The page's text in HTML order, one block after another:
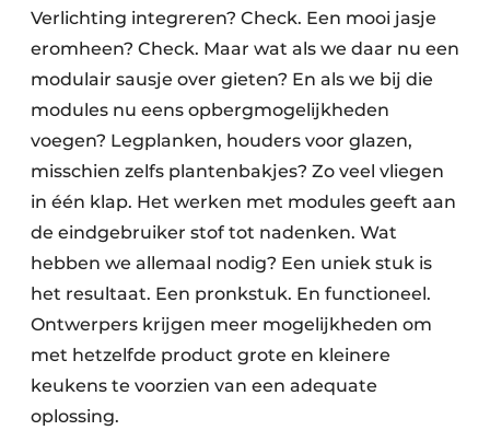
Verlichting integreren? Check. Een mooi jasje
eromheen? Check. Maar wat als we daar nu een
modulair sausje over gieten? En als we bij die
modules nu eens opbergmogelijkheden
voegen? Legplanken, houders voor glazen,
misschien zelfs plantenbakjes? Zo veel vliegen
in één klap. Het werken met modules geeft aan
de eindgebruiker stof tot nadenken. Wat
hebben we allemaal nodig? Een uniek stuk is
het resultaat. Een pronkstuk. En functioneel.
Ontwerpers krijgen meer mogelijkheden om
met hetzelfde product grote en kleinere
keukens te voorzien van een adequate
oplossing.